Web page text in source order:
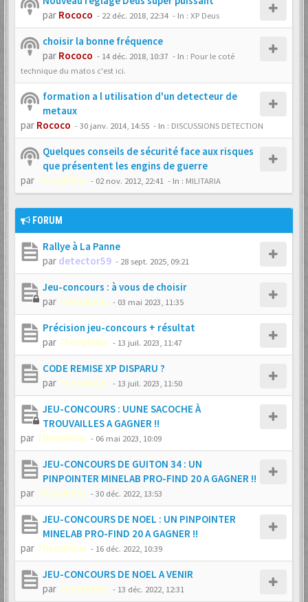
par Rococo - 22 déc. 2018, 22:34 - In : XP Deus
choisir la bonne fréquence
par Rococo - 14 déc. 2018, 10:37 - In : Pour le coté
technique du matos c'est ici.
formation a l utilisation d'un detecteur de
metaux
par Rococo -30 janv. 2014, 14:55 - In : DISCUSSIONS DETECTION
Quelques conseils de sécurité face aux risques
que présentent les engins de guerre
par Theophilus - 02 nov. 2012, 22:41 - In : MILITARIA
FORUM
Rallye à La Panne
par detector59 - 28 sept. 2025, 09:21
Jeu-concours : à vous de choisir
par Theophilus - 03 mai 2023, 11:35
Précision jeu-concours + résultat
par Theophilus - 13 juil. 2023, 11:47
CODE REMISE XP DISPARU ?
par Theophilus - 13 juil. 2023, 11:50
JEU-CONCOURS : UUNE SACOCHE À
TROUVAILLES A GAGNER !!
par Theophilus - 06 mai 2023, 10:09
JEU-CONCOURS DE GUITON 34 : UN
PINPOINTER MINELAB PRO-FIND 20 A GAGNER !!
par Theophilus -30 déc. 2022, 13:53
JEU-CONCOURS DE NOEL : UN PINPOINTER
MINELAB PRO-FIND 20 A GAGNER !!
par Theophilus - 16 déc. 2022, 10:39
JEU-CONCOURS DE NOEL A VENIR
par Theophilus - 13 déc. 2022, 12:31